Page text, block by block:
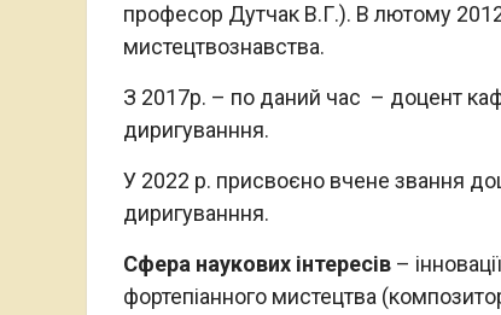
професор Дутчак В.Г.). В лютому
мистецтвознавства.
З 2017р. – по даний час – доцент
диригуванння.
У 2022 р. присвоєно вчене звання
диригуванння.
Сфера наукових інтересів –
фортепіанного мистецтва